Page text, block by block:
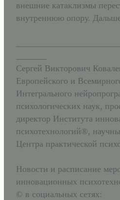
внешние катаклизмы
внутреннюю опору.
Сергей Викторович
Европейского и
Интегрального
психологических наук,
директор Института
психотехнологий®,
Центра практической
Новости и расписание
инновационных
© в социальных сетях: